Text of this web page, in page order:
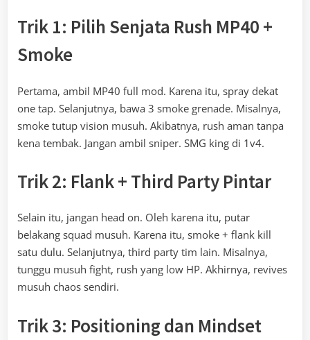
Trik 1: Pilih Senjata Rush MP40 +
Smoke
Pertama, ambil MP40 full mod. Karena itu, spray dekat
one tap. Selanjutnya, bawa 3 smoke grenade. Misalnya,
smoke tutup vision musuh. Akibatnya, rush aman tanpa
kena tembak. Jangan ambil sniper. SMG king di 1v4.
Trik 2: Flank + Third Party Pintar
Selain itu, jangan head on. Oleh karena itu, putar
belakang squad musuh. Karena itu, smoke + flank kill
satu dulu. Selanjutnya, third party tim lain. Misalnya,
tunggu musuh fight, rush yang low HP. Akhirnya, revives
musuh chaos sendiri.
Trik 3: Positioning dan Mindset